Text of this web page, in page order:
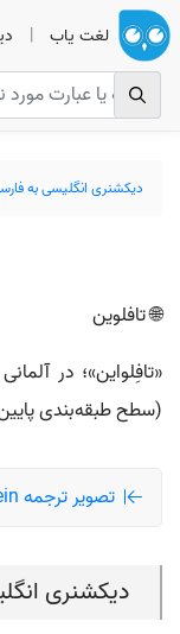
لغت یاب |
دیکشنری انگلیسی به
🌐 تافلوین
«تافِلواین»؛ در
(سطح طبقه‌بندی
تصویر ترجمه Tafelwein
دیکشنری